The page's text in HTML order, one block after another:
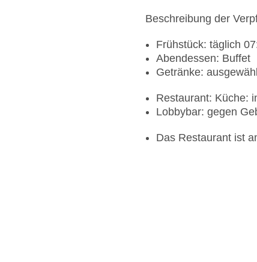
Beschreibung der
Frühstück: täglich
Abendessen: Buffet
Getränke:
Restaurant: Küche:
Lobbybar: gegen
Das Restaurant ist